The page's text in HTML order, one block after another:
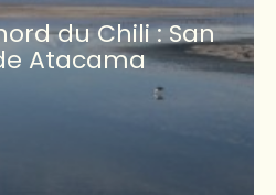
du Chili : San
Atacama